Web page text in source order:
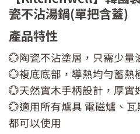
瓷不沾湯鍋(單把含蓋)
產品特性
💮陶瓷不沾塗層，只需少量
💮複底底部，導熱均勻蓄熱
💮天然實木手柄設計，厚實
💮適用所有爐具 電磁爐、
都可以使用